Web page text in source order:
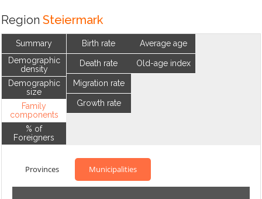
Region Steiermark
Summary
Demographic
density
Demographic
size
Family
components
% of
Foreigners
Birth rate
Death rate
Migration rate
Growth rate
Average age
Old-age index
Provinces Municipalities